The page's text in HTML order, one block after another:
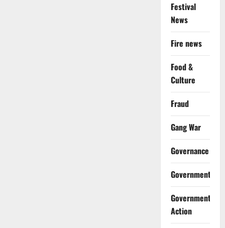
Festival
News
Fire news
Food &
Culture
Fraud
Gang War
Governance
Government
Government
Action